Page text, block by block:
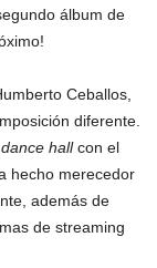
álbum de
Ceballos,
diferente.
dance hallcon el
hecho merecedor
además de
de streaming